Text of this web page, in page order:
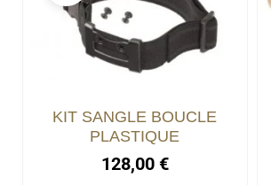
KIT SANGLE BOUCLE
PLASTIQUE
128,00 €